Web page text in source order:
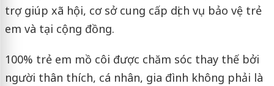
trợ giúp xã hội, cơ sở cung cấp dịch vụ bảo vệ trẻ
em và tại cộng đồng.
100% trẻ em mồ côi được chăm sóc thay thế bởi
người thân thích, cá nhân, gia đình không phải là